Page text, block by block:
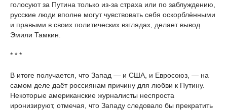
голосуют за Путина только из-за страха или по заблуждению,
русские люди вполне могут чувствовать себя оскорблёнными
и правыми в своих политических взглядах, делает вывод
Эмили Тамкин.
* * *
В итоге получается, что Запад — и США, и Евросоюз, — на
самом деле даёт россиянам причину для любви к Путину.
Некоторые американские журналисты неспроста
иронизируют, отмечая, что Западу следовало бы прекратить